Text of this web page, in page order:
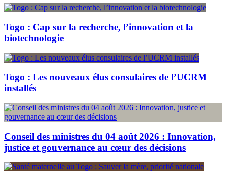
Togo : Cap sur la recherche, l’innovation et la
biotechnologie
Togo : Les nouveaux élus consulaires de l’UCRM
installés
Conseil des ministres du 04 août 2026 : Innovation,
justice et gouvernance au cœur des décisions